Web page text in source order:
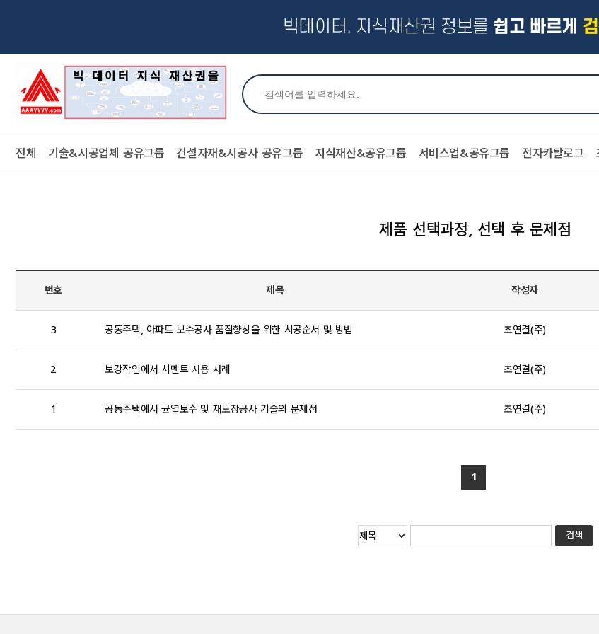
빅데이터. 지식재산권 정보를 쉽고 빠르게
전체 기술&시공업체 공유그룹 건설자재&시공사 공유그룹 지식재산&공유그룹 서비스업&공유그룹 전자카탈로그
제품 선택과정, 선택 후 문제점
번호 제목 작성자
3 공동주택, 아파트 보수공사 품질향상을 위한 시공순서 및 방법 초연결(주)
2 보강작업에서 시멘트 사용 사례 초연결(주)
1 공동주택에서 균열보수 및 재도장공사 기술의 문제점 초연결(주)
1
검색